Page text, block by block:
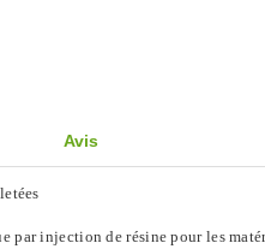
Avis
par injection de résine pour les